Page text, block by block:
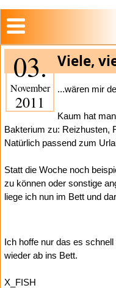
03.
November
2011
Viele,
...wären mir
Kaum hat
Bakterium zu: Reizhusten,
Natürlich passend zum
Statt die Woche noch
zu können oder sonstige
liege ich nun im Bett und
Ich hoffe nur das es
wieder ab ins Bett.
X_FISH